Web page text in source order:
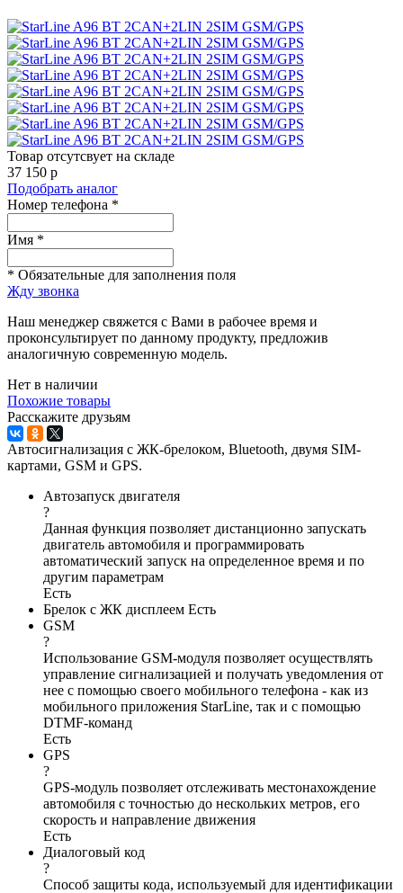
Товар отсутсвует на складе
37 150 p
Подобрать аналог
Номер телефона *
Имя *
* Обязательные для заполнения поля
Жду звонка
Наш менеджер свяжется с Вами в рабочее время и
проконсультирует по данному продукту, предложив
аналогичную современную модель.
Нет в наличии
Похожие товары
Расскажите друзьям
Автосигнализация с ЖК-брелоком, Bluetooth, двумя SIM-
картами, GSM и GPS.
Автозапуск двигателя
?
Данная функция позволяет дистанционно запускать
двигатель автомобиля и программировать
автоматический запуск на определенное время и по
другим параметрам
Есть
Брелок с ЖК дисплеем Есть
GSM
?
Использование GSM-модуля позволяет осуществлять
управление сигнализацией и получать уведомления от
нее с помощью своего мобильного телефона - как из
мобильного приложения StarLine, так и с помощью
DTMF-команд
Есть
GPS
?
GPS-модуль позволяет отслеживать местонахождение
автомобиля с точностью до нескольких метров, его
скорость и направление движения
Есть
Диалоговый код
?
Способ защиты кода, используемый для идентификации